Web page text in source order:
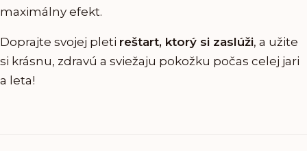
maximálny efekt.
Doprajte svojej pleti reštart, ktorý si zaslúži, a užite
si krásnu, zdravú a sviežaju pokožku počas celej jari
a leta!